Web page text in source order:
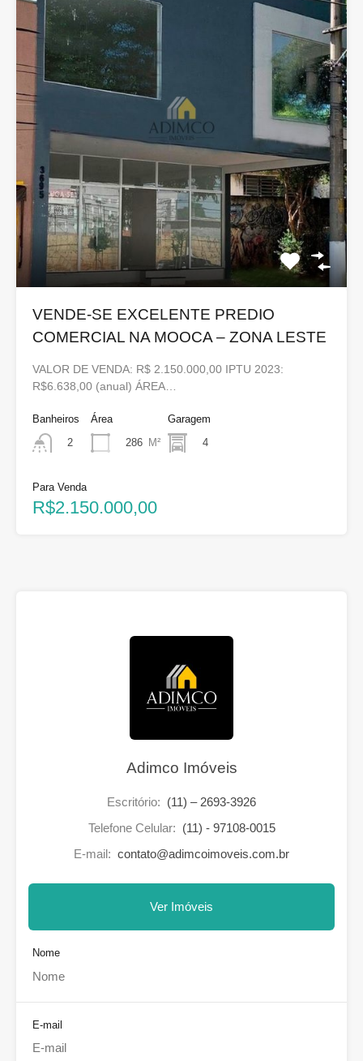
VENDE-SE EXCELENTE PREDIO
COMERCIAL NA MOOCA – ZONA LESTE
VALOR DE VENDA: R$ 2.150.000,00 IPTU 2023:
R$6.638,00 (anual) ÁREA…
Banheiros
2
Área
286 M²
Garagem
4
Para Venda
R$2.150.000,00
Adimco Imóveis
Escritório: (11) – 2693-3926
Telefone Celular: (11) - 97108-0015
E-mail: contato@adimcoimoveis.com.br
Ver Imóveis
Nome
E-mail